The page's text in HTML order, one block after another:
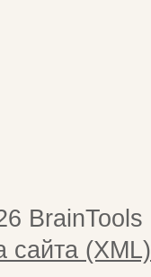
BrainTools
сайта (XML)